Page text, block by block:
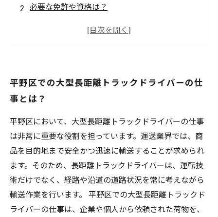
必要な免許や資格は？
平野区での大型長距離トラックドライバーの求
平野区での大型長距離トラックドライバーの給
料や待遇はどうなっている？
平野区での大型長距離トラックドライバーの仕
事とは？
平野区において、大型長距離トラックドライバーの仕事
は非常に重要な役割を担っています。運送業界では、商
品を目的地まで安全かつ迅速に輸送することが求められ
ます。そのため、長距離トラックドライバーは、運転技
術だけでなく、経路や沿道の道路状況を常に考えながら
輸送作業を行います。 平野区での大型長距離トラックド
ライバーの仕事は、企業や個人から依頼された荷物を、